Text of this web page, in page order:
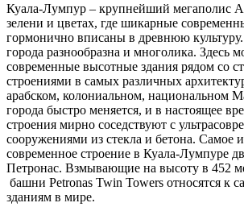
Куала-Лумпур – крупнейший мегаполис
зелени и цветах, где шикарные
гормонично вписаны в древнюю
города разнообразна и многолика. Здесь
современные высотные здания рядом со
строениями в самых различных
арабском, колониальном, национальном
города быстро меняется, и в настоящее
строения мирно соседствуют с
сооружениями из стекла и бетона. Самое
современное строение в Куала-Лумпуре
Петронас. Взмывающие на высоту в 452
башни Petronas Twin Towers относятся к
зданиям в мире.